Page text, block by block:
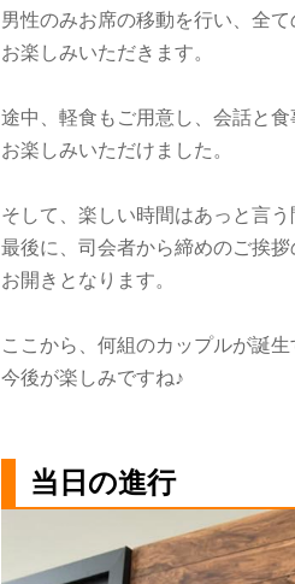
男性のみお席の移動を行い、全
お楽しみいただきます。
途中、軽食もご用意し、会話と食
お楽しみいただけました。
そして、楽しい時間はあっと言う
最後に、司会者から締めのご挨拶
お開きとなります。
ここから、何組のカップルが誕
今後が楽しみですね♪
当日の進行